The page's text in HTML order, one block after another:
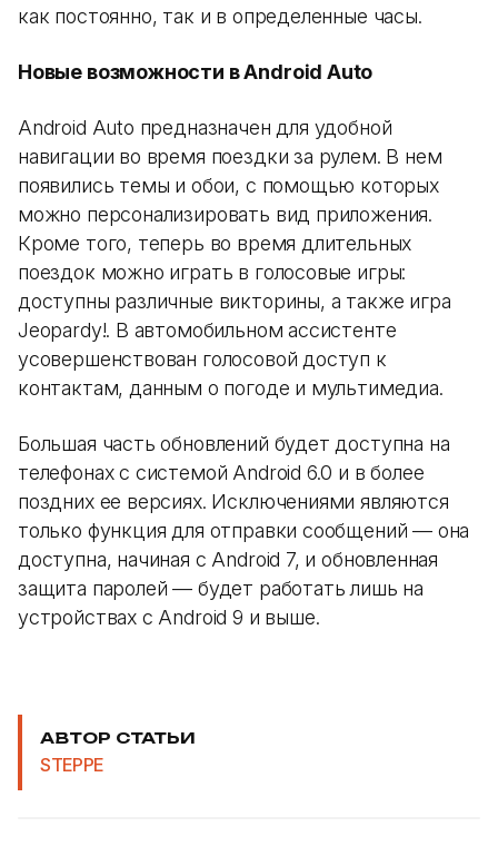
как постоянно, так и в определенные часы.
Новые возможности в Android Auto
Android Auto предназначен для удобной
навигации во время поездки за рулем. В нем
появились темы и обои, с помощью которых
можно персонализировать вид приложения.
Кроме того, теперь во время длительных
поездок можно играть в голосовые игры:
доступны различные викторины, а также игра
Jeopardy!. В автомобильном ассистенте
усовершенствован голосовой доступ к
контактам, данным о погоде и мультимедиа.
Большая часть обновлений будет доступна на
телефонах с системой Android 6.0 и в более
поздних ее версиях. Исключениями являются
только функция для отправки сообщений — она
доступна, начиная с Android 7, и обновленная
защита паролей — будет работать лишь на
устройствах с Android 9 и выше.
АВТОР СТАТЬИ
STEPPE